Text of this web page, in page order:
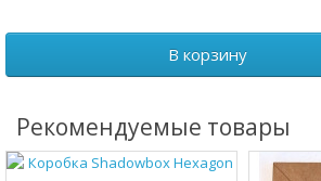
В корзину
Рекомендуемые товары